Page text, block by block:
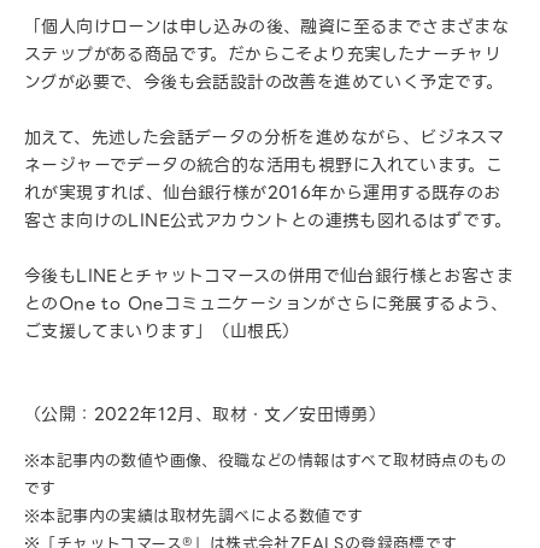
「個人向けローンは申し込みの後、融資に至るまでさまざまな
ステップがある商品です。だからこそより充実したナーチャリ
ングが必要で、今後も会話設計の改善を進めていく予定です。
加えて、先述した会話データの分析を進めながら、ビジネスマ
ネージャーでデータの統合的な活用も視野に入れています。こ
れが実現すれば、仙台銀行様が2016年から運用する既存のお
客さま向けのLINE公式アカウントとの連携も図れるはずです。
今後もLINEとチャットコマースの併用で仙台銀行様とお客さま
とのOne to Oneコミュニケーションがさらに発展するよう、
ご支援してまいります」（山根氏）
（公開：2022年12月、取材・文／安田博勇）
※本記事内の数値や画像、役職などの情報はすべて取材時点のもの
です
※本記事内の実績は取材先調べによる数値です